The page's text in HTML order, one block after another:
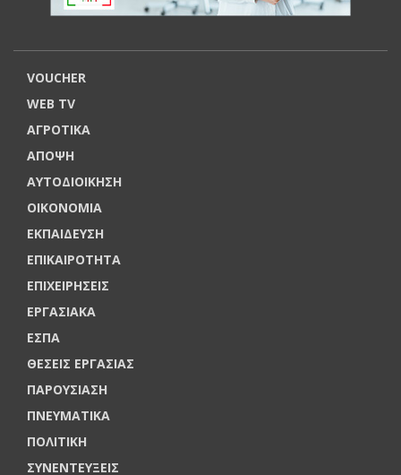
VOUCHER
WEB TV
ΑΓΡΟΤΙΚΑ
ΑΠΟΨΗ
ΑΥΤΟΔΙΟΙΚΗΣΗ
ΟΙΚΟΝΟΜΙΑ
ΕΚΠΑΙΔΕΥΣΗ
ΕΠΙΚΑΙΡΟΤΗΤΑ
ΕΠΙΧΕΙΡΗΣΕΙΣ
ΕΡΓΑΣΙΑΚΑ
ΕΣΠΑ
ΘΕΣΕΙΣ ΕΡΓΑΣΙΑΣ
ΠΑΡΟΥΣΙΑΣΗ
ΠΝΕΥΜΑΤΙΚΑ
ΠΟΛΙΤΙΚΗ
ΣΥΝΕΝΤΕΥΞΕΙΣ